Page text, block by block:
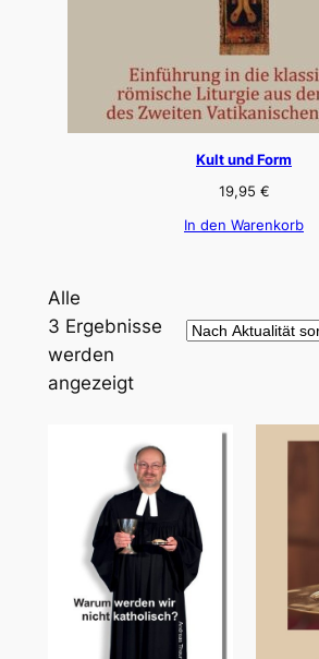
Kult und Form
19,95 €
In den Warenkorb
Alle
3 Ergebnisse
werden
angezeigtNach